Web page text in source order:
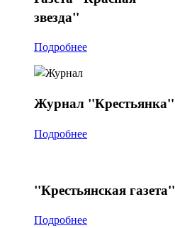
звезда"
Подробнее
Журнал "Крестьянка"
Подробнее
"Крестьянскаягазета"
Подробнее